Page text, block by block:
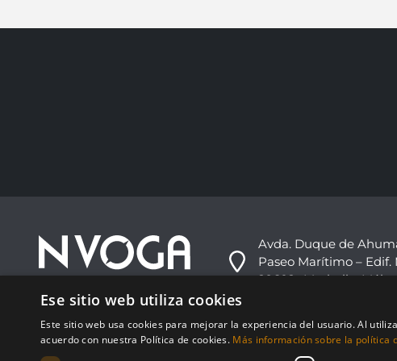
Avda. Duque de
Paseo Marítimo –
29602 -Marbella,
info@nvoga.com
Ese sitio web utiliza cookies
Este sitio web usa cookies para mejorar la experiencia del usuario. Al
acuerdo con nuestra Política de cookies. Más información sobre la política